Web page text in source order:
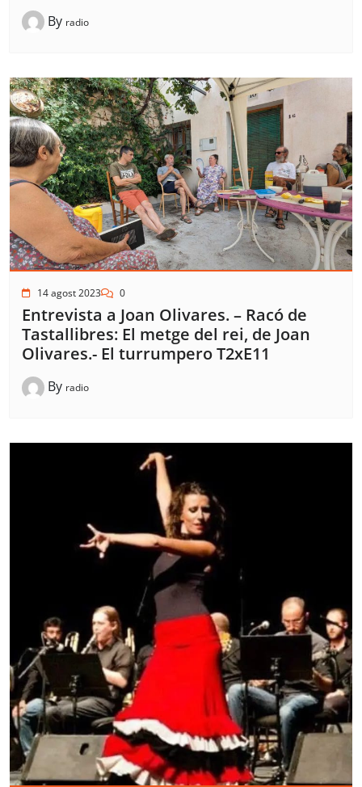
By radio
14 agost 2023 0
Entrevista a Joan Olivares. – Racó de
Tastallibres: El metge del rei, de Joan
Olivares.- El turrumpero T2xE11
By radio